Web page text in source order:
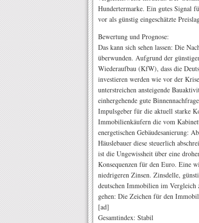
Hundertermarke. Ein gutes Signal
vor als günstig eingeschätzte
Bewertung und Prognose:
Das kann sich sehen lassen: Die
überwunden. Aufgrund der
Wiederaufbau (KfW), dass die
investieren werden wie vor der
unterstreichen ansteigende
einhergehende gute
Impulsgeber für die aktuell starke
Immobilienkäufern die vom
energetischen Gebäudesanierung:
Häuslebauer diese steuerlich
ist die Ungewissheit über eine
Konsequenzen für den Euro. Eine
niedrigeren Zinsen. Zinsdelle,
deutschen Immobilien im
gehen: Die Zeichen für den
[ad]
Gesamtindex: Stabil